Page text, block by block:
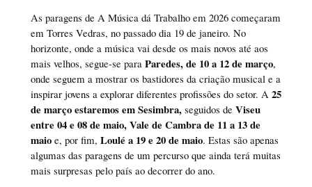
As paragens de A Música dá Trabalho em 2026 começaram
em Torres Vedras, no passado dia 19 de janeiro. No
horizonte, onde a música vai desde os mais novos até aos
mais velhos, segue-se para Paredes, de 10 a 12 de março,
onde seguem a mostrar os bastidores da criação musical e a
inspirar jovens a explorar diferentes profissões do setor. A 25
de março estaremos em Sesimbra,seguidos de Viseu
entre 04 e 08 de maio,Vale de Cambra de 11 a 13 de
maioe, por fim, Loulé a 19 e 20 de maio. Estas são apenas
algumas das paragens de um percurso que ainda terá muitas
mais surpresas pelo país ao decorrer do ano.